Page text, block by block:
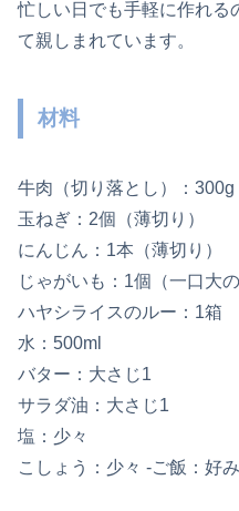
忙しい日でも手軽に作れる
て親しまれています。
材料
牛肉（切り落とし）：300g
玉ねぎ：2個（薄切り）
にんじん：1本（薄切り）
じゃがいも：1個（一口大の
ハヤシライスのルー：1箱
水：500ml
バター：大さじ1
サラダ油：大さじ1
塩：少々
こしょう：少々 -ご飯：好